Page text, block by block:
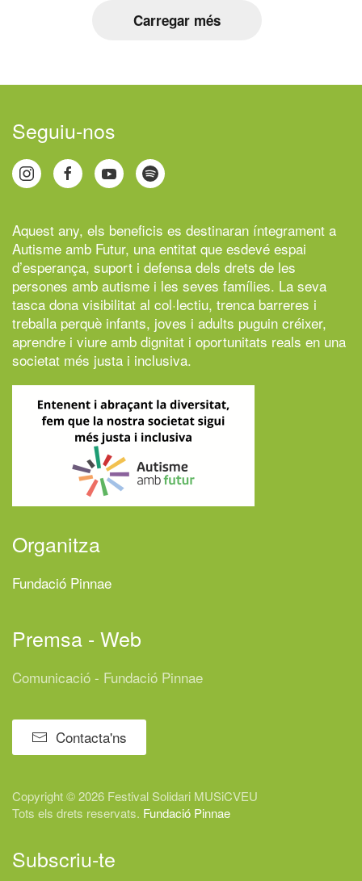
Carregar més
Seguiu-nos
Aquest any, els beneficis es destinaran íntegrament a
Autisme amb Futur, una entitat que esdevé espai
d’esperança, suport i defensa dels drets de les
persones amb autisme i les seves famílies. La seva
tasca dona visibilitat al col·lectiu, trenca barreres i
treballa perquè infants, joves i adults puguin créixer,
aprendre i viure amb dignitat i oportunitats reals en una
societat més justa i inclusiva.
Organitza
Fundació Pinnae
Premsa - Web
Comunicació - Fundació Pinnae
Contacta'ns
Copyright © 2026 Festival Solidari MUSiCVEU
Tots els drets reservats. Fundació Pinnae
Subscriu-te